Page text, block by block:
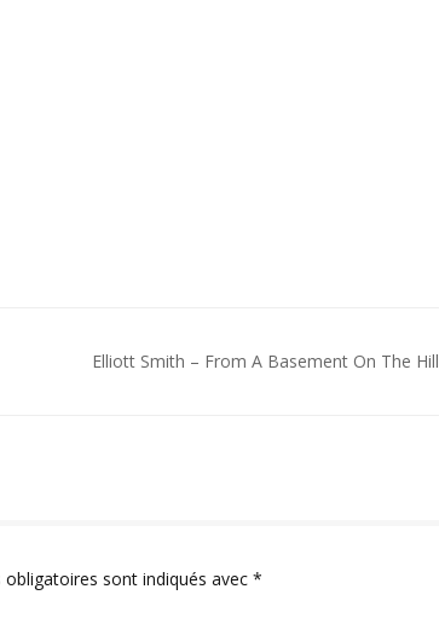
Elliott Smith – From A Basement On The Hill
obligatoires sont indiqués avec *